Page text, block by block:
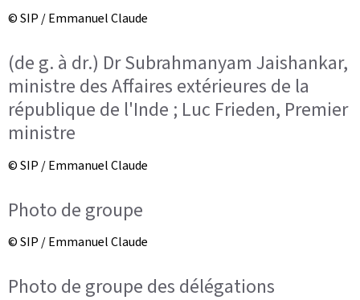
© SIP / Emmanuel Claude
(de g. à dr.) Dr Subrahmanyam Jaishankar,
ministre des Affaires extérieures de la
république de l'Inde ; Luc Frieden, Premier
ministre
© SIP / Emmanuel Claude
Photo de groupe
© SIP / Emmanuel Claude
Photo de groupe des délégations